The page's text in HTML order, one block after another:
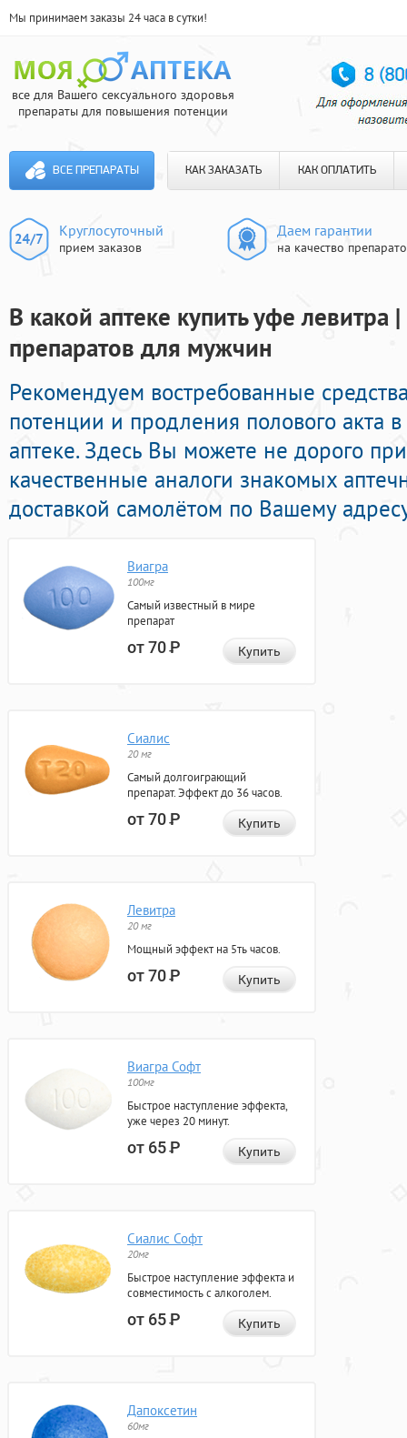
Мы принимаем заказы 24 часа в сутки!
все для Вашего сексуального здоровья
препараты для повышения потенции
ВСЕ ПРЕПАРАТЫ КАК ЗАКАЗАТЬ КАК ОПЛАТИТЬ
Круглосуточный
прием заказов
Даем гарантии
на качество
В какой аптеке купить уфе левитра
препаратов для мужчин
Рекомендуем востребованные
потенции и продления полового акта
аптеке. Здесь Вы можете не дорого
качественные аналоги знакомых
доставкой самолётом по Вашему
Виагра
100мг
Самый известный в мире
препарат
от 70Р Купить
Сиалис
20 мг
Самый долгоиграющий
препарат. Эффект до 36 часов.
от 70Р Купить
Левитра
20 мг
Мощный эффект на 5ть часов.
от 70Р Купить
Виагра Софт
100мг
Быстрое наступление эффекта,
уже через 20 минут.
от 65Р Купить
Сиалис Софт
20мг
Быстрое наступление эффекта и
совместимость с алкоголем.
от 65Р Купить
Дапоксетин
60мг